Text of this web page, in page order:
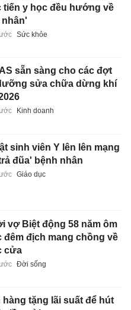
tiến y học đều hướng về
nhân'
Sức khỏe
sẵn sàng cho các đợt
sửa chữa dừng khí
Kinh doanh
sinh viên Y lên lên mạng
đũa' bệnh nhân
Giáo dục
vợ Biệt động 58 năm ôm
đêm địch mang chồng về
cửa
Đời sống
hàng tặng lãi suất để hút